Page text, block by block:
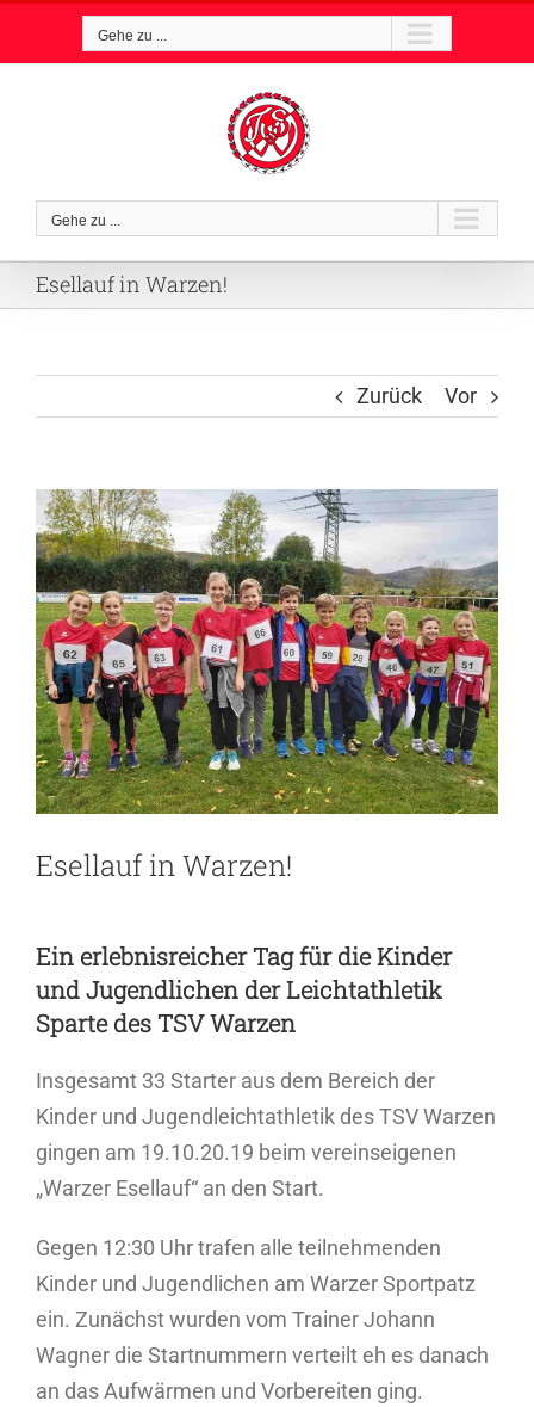
Gehe zu ...
Gehe zu ...
Esellauf in Warzen!
Zurück Vor
Zeige
grösseres
Bild
Esellauf in Warzen!
Ein erlebnisreicher Tag für die Kinder
und Jugendlichen der Leichtathletik
Sparte des TSV Warzen
Insgesamt 33 Starter aus dem Bereich der
Kinder und Jugendleichtathletik des TSV Warzen
gingen am 19.10.20.19 beim vereinseigenen
„Warzer Esellauf“ an den Start.
Gegen 12:30 Uhr trafen alle teilnehmenden
Kinder und Jugendlichen am Warzer Sportpatz
ein. Zunächst wurden vom Trainer Johann
Wagner die Startnummern verteilt eh es danach
an das Aufwärmen und Vorbereiten ging.